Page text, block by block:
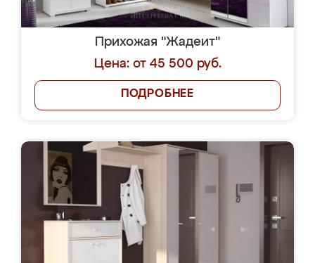
Прихожая "Жадеит"
Цена: от 45 500 руб.
ПОДРОБНЕЕ